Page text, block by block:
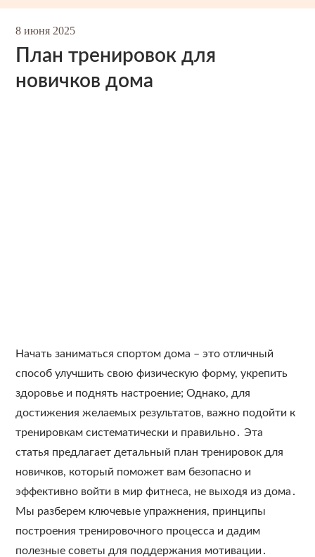
8 июня 2025
План тренировок для
новичков дома
Начать заниматься спортом дома – это отличный
способ улучшить свою физическую форму, укрепить
здоровье и поднять настроение; Однако, для
достижения желаемых результатов, важно подойти к
тренировкам систематически и правильно․ Эта
статья предлагает детальный план тренировок для
новичков, который поможет вам безопасно и
эффективно войти в мир фитнеса, не выходя из дома․
Мы разберем ключевые упражнения, принципы
построения тренировочного процесса и дадим
полезные советы для поддержания мотивации․